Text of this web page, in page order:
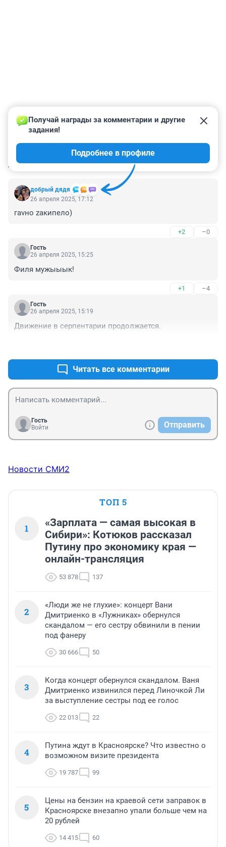
КОММЕНТАРИИ 4
добрый дядя
Получай награды за комментарии и другие
задания!
Подробнее в профиле
26 апреля 2025, 17:12
гаvно zaкипело)
+2 –0
Гость
26 апреля 2025, 15:25
Филя мужыыык!
+1 –4
Гость
26 апреля 2025, 15:19
Движение в серпентарии продолжается.
Читать все комментарии
Гость
Войти
Отправить
Новости СМИ2
ТОП 5
1
«Зарплата — самая высокая в
Сибири»: Котюков рассказал
Путину про экономику края —
онлайн-трансляция
53 878 137
2
«Люди же не глухие»: концерт Вани
Дмитриенко в «Лужниках» обернулся
скандалом — его сестру обвинили в пении
под фанеру
30 666 50
3
Когда концерт обернулся скандалом. Ваня
Дмитриенко извинился перед Линочкой Ли
за выступление сестры под ее голос
22 013 22
4
Путина ждут в Красноярске? Что известно о
возможном визите президента
19 787 99
5
Цены на бензин на краевой сети заправок в
Красноярске внезапно упали больше чем на
20 рублей
14 415 60